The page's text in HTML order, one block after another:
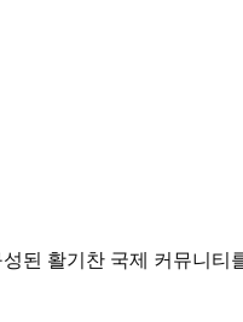
된 활기찬 국제 커뮤니티